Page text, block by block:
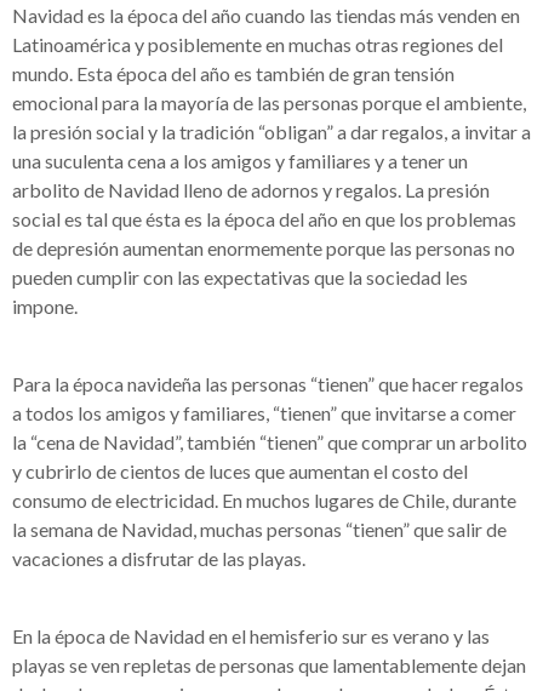
Navidad es la época del año cuando las tiendas más venden en
Latinoamérica y posiblemente en muchas otras regiones del
mundo. Esta época del año es también de gran tensión
emocional para la mayoría de las personas porque el ambiente,
la presión social y la tradición “obligan” a dar regalos, a invitar a
una suculenta cena a los amigos y familiares y a tener un
arbolito de Navidad lleno de adornos y regalos. La presión
social es tal que ésta es la época del año en que los problemas
de depresión aumentan enormemente porque las personas no
pueden cumplir con las expectativas que la sociedad les
impone.
Para la época navideña las personas “tienen” que hacer regalos
a todos los amigos y familiares, “tienen” que invitarse a comer
la “cena de Navidad”, también “tienen” que comprar un arbolito
y cubrirlo de cientos de luces que aumentan el costo del
consumo de electricidad. En muchos lugares de Chile, durante
la semana de Navidad, muchas personas “tienen” que salir de
vacaciones a disfrutar de las playas.
En la época de Navidad en el hemisferio sur es verano y las
playas se ven repletas de personas que lamentablemente dejan